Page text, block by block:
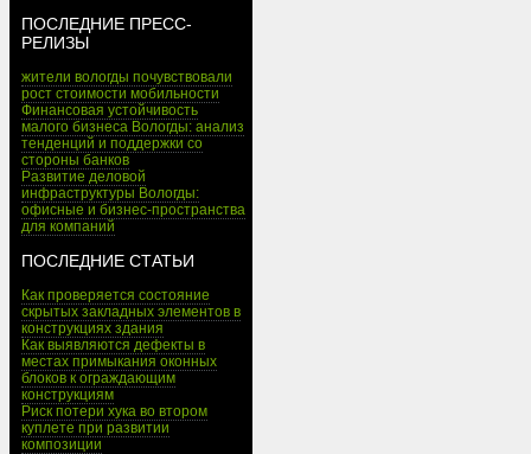
ПОСЛЕДНИЕ ПРЕСС-
РЕЛИЗЫ
жители вологды почувствовали
рост стоимости мобильности
Финансовая устойчивость
малого бизнеса Вологды: анализ
тенденций и поддержки со
стороны банков
Развитие деловой
инфраструктуры Вологды:
офисные и бизнес-пространства
для компаний
ПОСЛЕДНИЕ СТАТЬИ
Как проверяется состояние
скрытых закладных элементов в
конструкциях здания
Как выявляются дефекты в
местах примыкания оконных
блоков к ограждающим
конструкциям
Риск потери хука во втором
куплете при развитии
композиции